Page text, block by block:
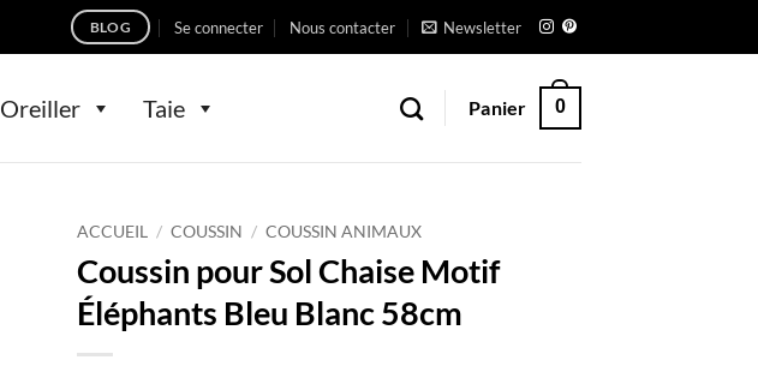
BLOG Se connecter Nous contacter Newsletter
Oreiller Taie Panier 0
ACCUEIL / COUSSIN / COUSSIN ANIMAUX
Coussin pour Sol Chaise Motif
Éléphants Bleu Blanc 58cm